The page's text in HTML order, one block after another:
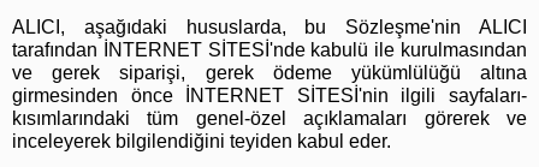
ALICI, aşağıdaki hususlarda, bu Sözleşme'nin ALICI
tarafından İNTERNET SİTESİ'nde kabulü ile kurulmasından
ve gerek siparişi, gerek ödeme yükümlülüğü altına
girmesinden önce İNTERNET SİTESİ'nin ilgili sayfaları-
kısımlarındaki tüm genel-özel açıklamaları görerek ve
inceleyerek bilgilendiğini teyiden kabul eder.